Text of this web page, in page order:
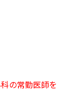
の常勤医師を